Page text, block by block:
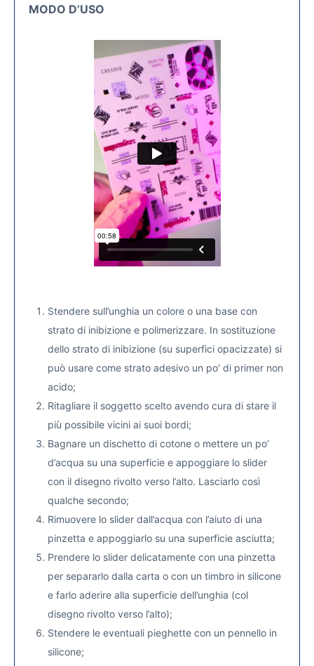
MODO D’USO
Stendere sull’unghia un colore o una base con
strato di inibizione e polimerizzare. In sostituzione
dello strato di inibizione (su superfici opacizzate) si
può usare come strato adesivo un po’ di primer non
acido;
Ritagliare il soggetto scelto avendo cura di stare il
più possibile vicini ai suoi bordi;
Bagnare un dischetto di cotone o mettere un po’
d’acqua su una superficie e appoggiare lo slider
con il disegno rivolto verso l’alto. Lasciarlo così
qualche secondo;
Rimuovere lo slider dall’acqua con l’aiuto di una
pinzetta e appoggiarlo su una superficie asciutta;
Prendere lo slider delicatamente con una pinzetta
per separarlo dalla carta o con un timbro in silicone
e farlo aderire alla superficie dell’unghia (col
disegno rivolto verso l’alto);
Stendere le eventuali pieghette con un pennello in
silicone;